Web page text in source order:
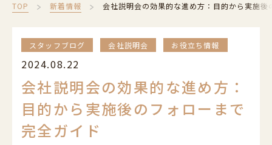
HOW TO
ACCESS
よくある質問
FAQ
052-589-6850
TOP 新着情報 会社説明会の効果的な進め方：目的から実施
スタッフブログ 会社説明会 お役立ち情報
2024.08.22
会社説明会の効果的な進め方：
目的から実施後のフォローまで
完全ガイド